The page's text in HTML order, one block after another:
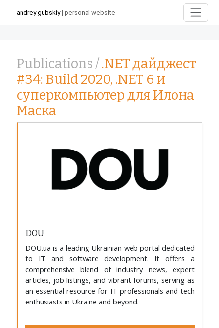
andrey gubskiy| personal website
Publications /.NET дайджест
#34: Build 2020, .NET 6 и
суперкомпьютер для Илона
Маска
DOU
DOU.ua is a leading Ukrainian web portal dedicated
to IT and software development. It offers a
comprehensive blend of industry news, expert
articles, job listings, and vibrant forums, serving as
an essential resource for IT professionals and tech
enthusiasts in Ukraine and beyond.